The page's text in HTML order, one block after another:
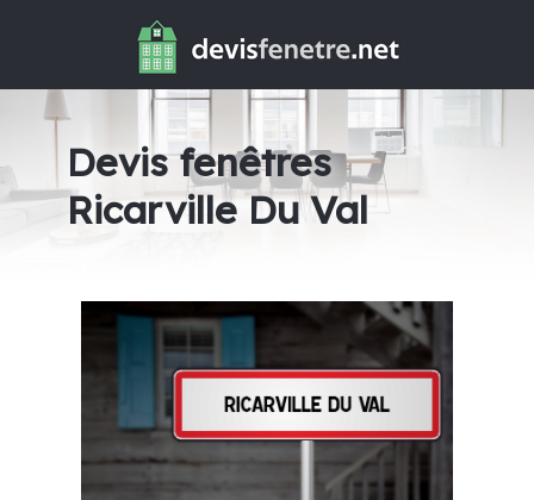
Devis fenêtres
Ricarville Du Val